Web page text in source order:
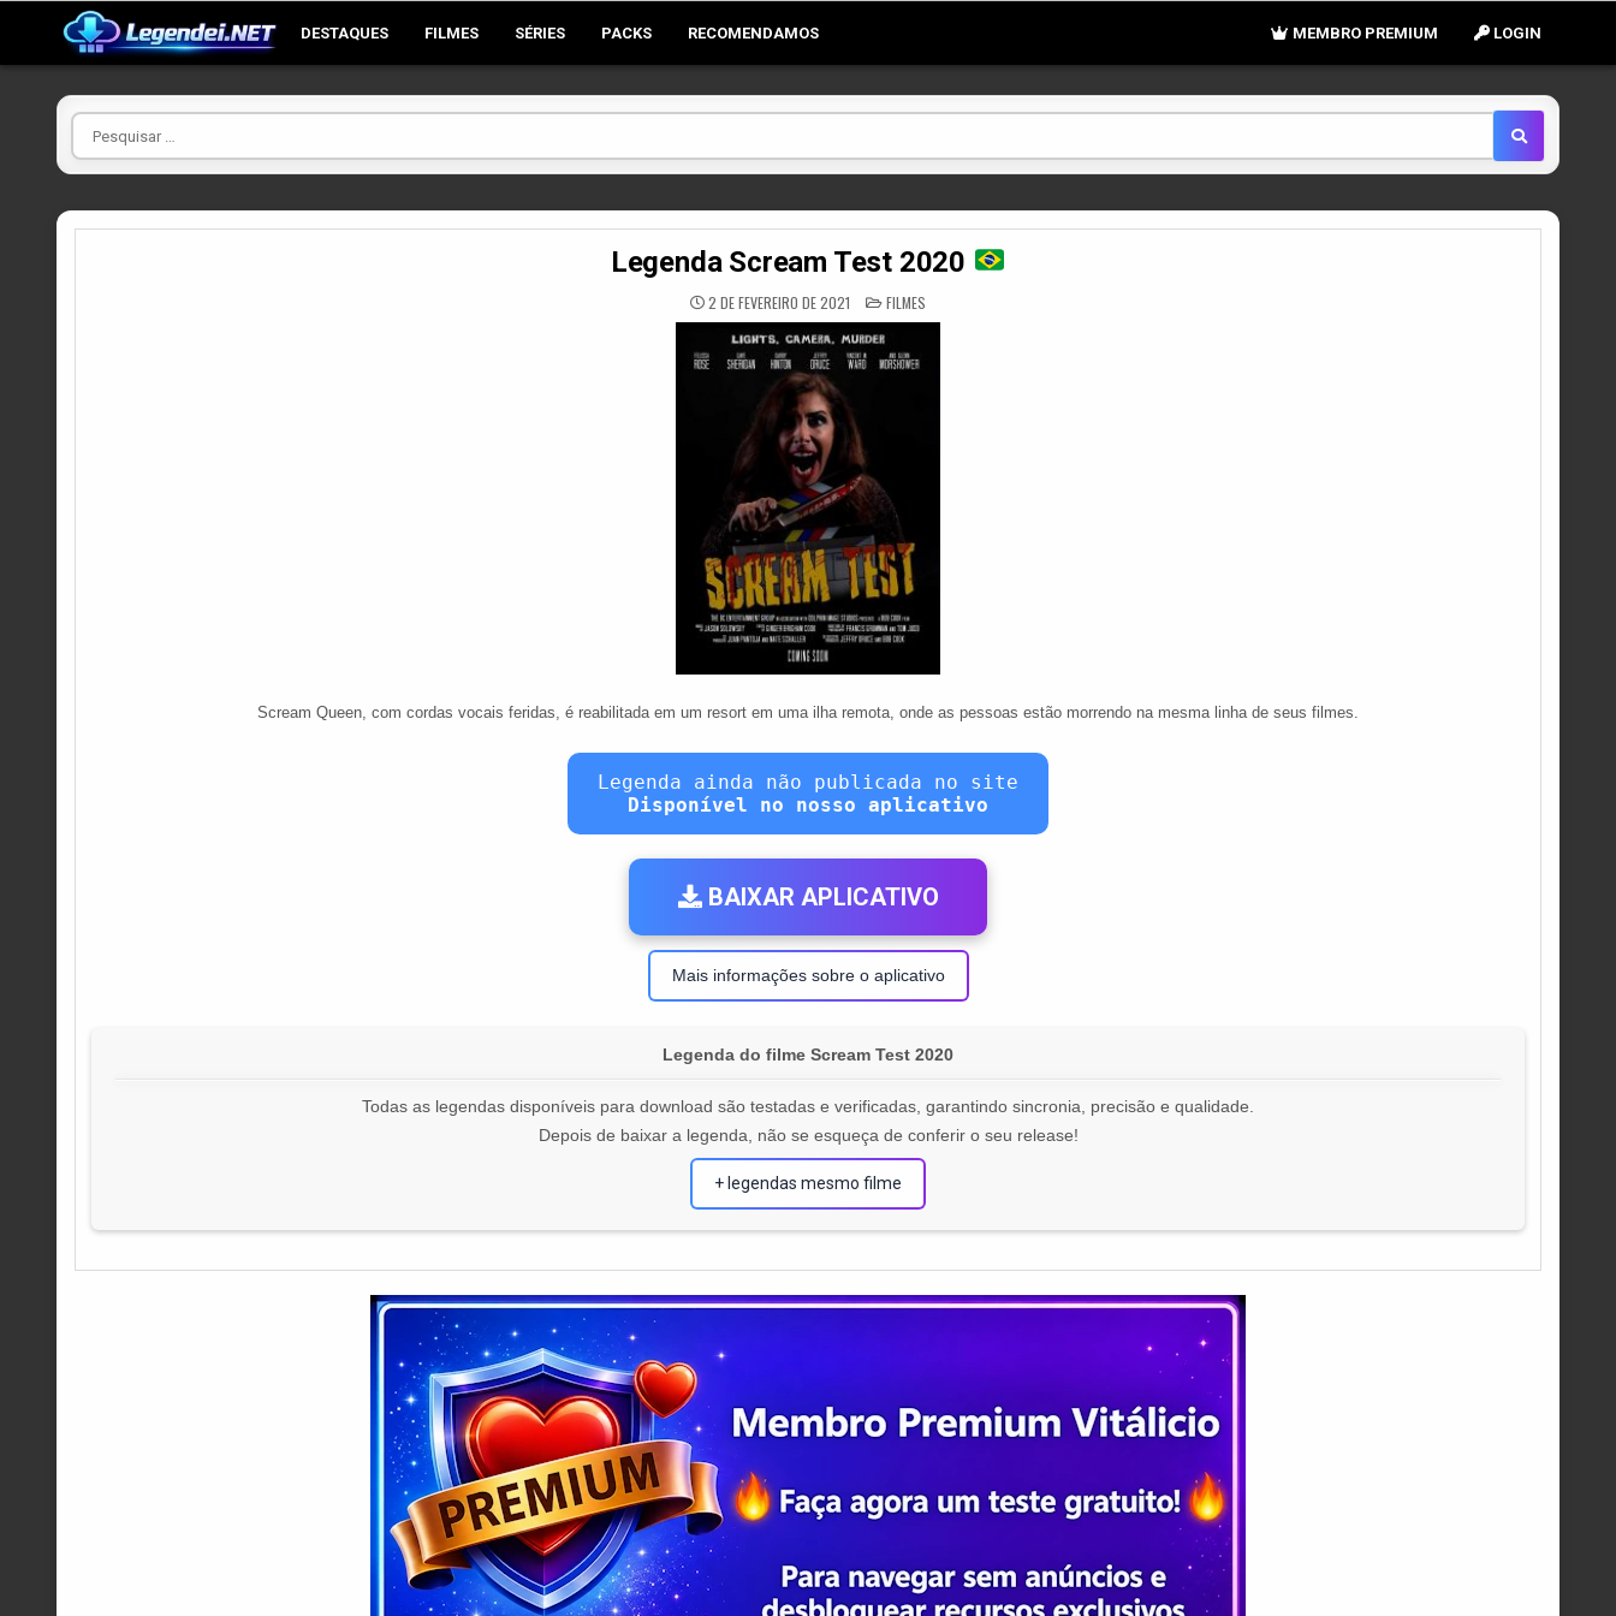
DESTAQUES FILMES SÉRIES PACKS RECOMENDAMOS LOGIN
MEMBRO PREMIUM
Pesquisar
por
Legenda Scream Test 2020
2 DE FEVEREIRO DE 2021 POSTED
IN
FILMES
Scream Queen, com cordas vocais feridas, é reabilitada em um resort em uma ilha remota, onde as pessoas estão morrendo na mesma linha de seus filmes.
Legenda ainda não publicada no site
Disponível no nosso aplicativo
BAIXAR APLICATIVO
Mais informações sobre o aplicativo
Legenda do filme Scream Test 2020
Todas as legendas disponíveis para download são testadas e verificadas, garantindo sincronia, precisão e qualidade.
Depois de baixar a legenda, não se esqueça de conferir o seu release!
+ legendas mesmo filme